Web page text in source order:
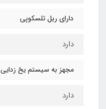
دارای ریل تلسکوپی
دارد
مجهز به سیستم یخ زدایی
دارد